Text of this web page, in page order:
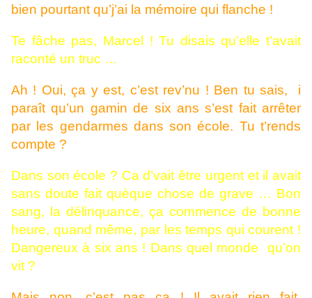
bien pourtant qu’j’ai la mémoire qui flanche !
Te fâche pas, Marcel ! Tu disais qu’elle t’avait
raconté un truc …
Ah ! Oui, ça y est, c’est rev’nu ! Ben tu sais, i
paraît qu’un gamin de six ans s’est fait arrêter
par les gendarmes dans son école. Tu t’rends
compte ?
Dans son école ? Ca d’vait être urgent et il avait
sans doute fait quèque chose de grave … Bon
sang, la délinquance, ça commence de bonne
heure, quand même, par les temps qui courent !
Dangereux à six ans ! Dans quel monde qu’on
vit ?